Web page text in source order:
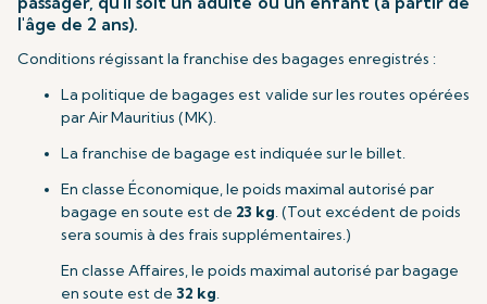
l'âge de 2 ans).
Conditions régissant la franchise des bagages enregistrés :
La politique de bagages est valide sur les routes opérées
par Air Mauritius (MK).
La franchise de bagage est indiquée sur le billet.
En classe Économique, le poids maximal autorisé par
bagage en soute est de 23 kg. (Tout excédent de poids
sera soumis à des frais supplémentaires.)
En classe Affaires, le poids maximal autorisé par bagage
en soute est de 32 kg.